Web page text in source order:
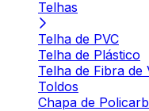
Telhas
Telha de PVC
Telha de Plástico
Telha de Fibra de
Toldos
Chapa de